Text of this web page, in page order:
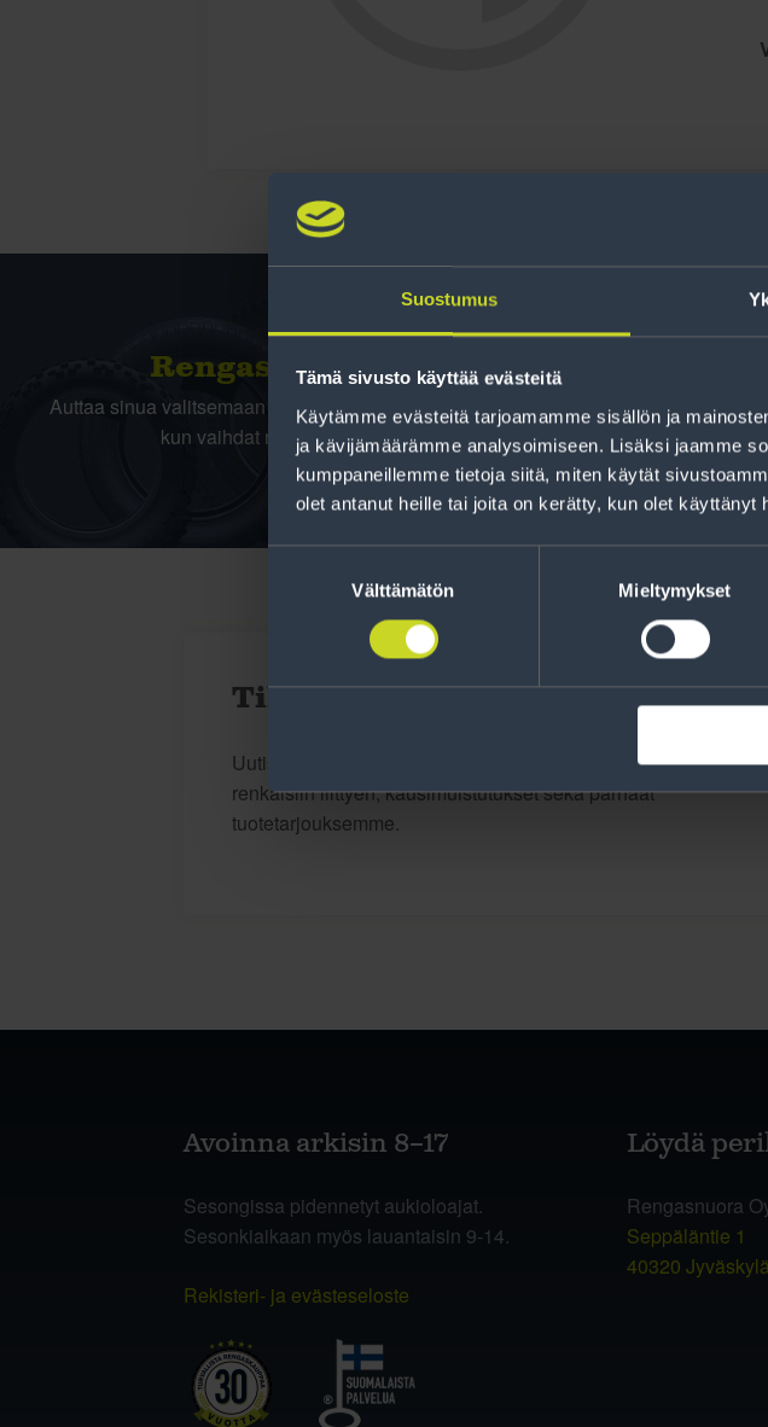
Suostumus
Tämä sivusto käyttää evästeitä
Käytämme evästeitä tarjoamamme sisällön ja
ja kävijämäärämme analysoimiseen. Lisäksi jaamme
kumppaneillemme tietoja siitä, miten käytät
olet antanut heille tai joita on kerätty, kun olet käyttänyt
Välttämätön Mieltymykset
Rengas­laskuri
Auttaa sinua valitsemaan oikean kokoisen renkaan,
kun vaihdat rengaskokoa.
Tee ostoksesi
Tilaa uutiskirje
Uutiskirjeessä saat autonomistajan ajankohtaista tietoa
renkaisiin liittyen, kausimuistutukset sekä parhaat
tuotetarjouksemme.
Avoinna arkisin 8–17
Sesongissa pidennetyt aukioloajat.
Sesonkiaikaan myös lauantaisin 9-14.
Rekisteri- ja evästeseloste
Löydä
Rengasnuora
Seppäläntie 1
40320 Jyväskylä